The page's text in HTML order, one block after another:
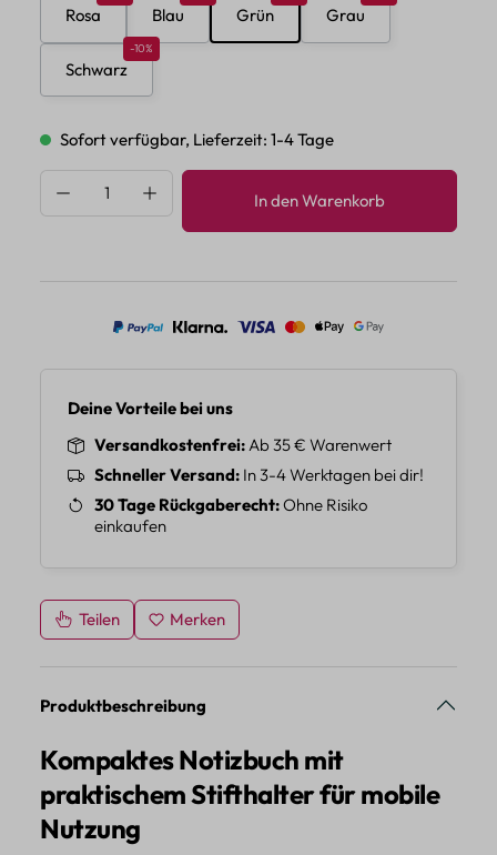
Rosa Blau Grün Grau
Schwarz
Rabatt 10%
-10%
Sofort verfügbar, Lieferzeit: 1-4 Tage
Produkt Anzahl: Gib den gewünschten
In den Warenkorb
Deine Vorteile bei uns
Versandkostenfrei Ab 35 € Warenwert
Schneller Versand In 3-4 Werktagen bei dir!
30 Tage Rückgaberecht Ohne Risiko
einkaufen
Teilen Merken
Produktbeschreibung
Kompaktes Notizbuch mit
praktischem Stifthalter für mobile
Nutzung